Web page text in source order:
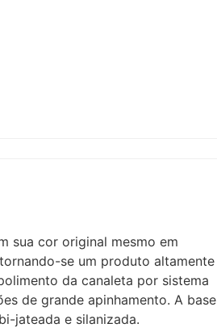
sua cor original mesmo em
se um produto altamente
da canaleta por sistema
de grande apinhamento. A base
jateada e silanizada.